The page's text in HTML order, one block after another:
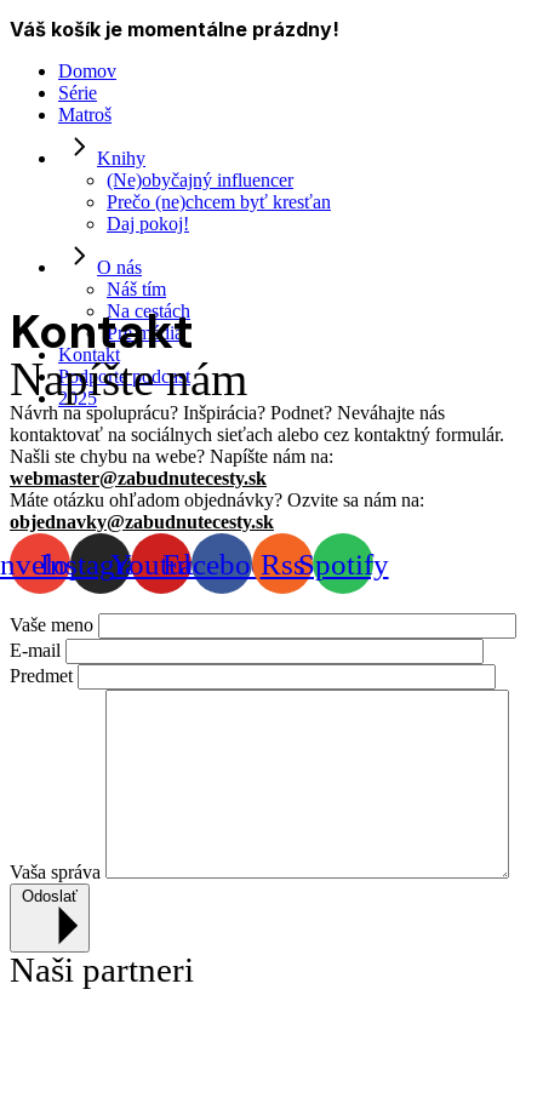
Váš košík je momentálne prázdny!
Domov
Série
Matroš
Knihy
(Ne)obyčajný influencer
Prečo (ne)chcem byť kresťan
Daj pokoj!
O nás
Náš tím
Na cestách
Pre médiá
Kontakt
Podporte podcast
2025
Kontakt
Napíšte nám
Návrh na spoluprácu? Inšpirácia? Podnet? Neváhajte nás
kontaktovať na sociálnych sieťach alebo cez kontaktný formulár.
Našli ste chybu na webe? Napíšte nám na:
webmaster@zabudnutecesty.sk
Máte otázku ohľadom objednávky? Ozvite sa nám na:
objednavky@zabudnutecesty.sk
InstagramYoutubeFacebookRssSpotify
Vaše meno
E-mail
Predmet
Vaša správa
Odoslať
Naši partneri